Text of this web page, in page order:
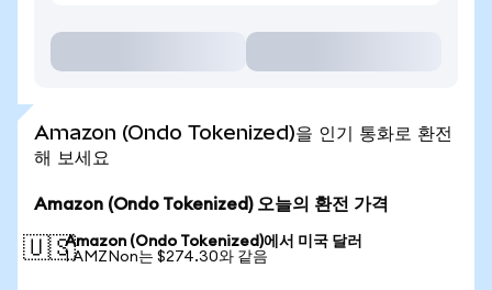
Amazon (Ondo Tokenized)을 인기 통화로 환전
해 보세요
Amazon (Ondo Tokenized) 오늘의 환전 가격
🇺🇸Amazon (Ondo Tokenized)에서 미국 달러
1 AMZNon는 $274.30와 같음